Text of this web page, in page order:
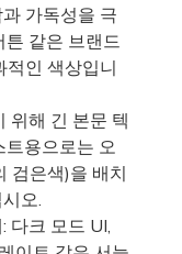
가독성을 극
같은 브랜드
적인 색상입니
해 긴 본문 텍
트용으로는 오
검은색)을 배치
오.
크 모드 UI,